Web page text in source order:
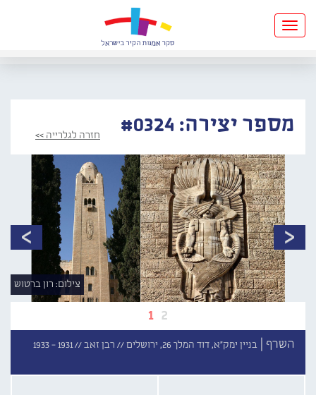
Toggle
navigation
מספר יצירה: #0324 חזרה לגלרייה >>
1 2
צילום: רון ברטוש
השרף | בניין ימק"א, דוד המלך 26, ירושלים // רבן זאב //1931 - 1933